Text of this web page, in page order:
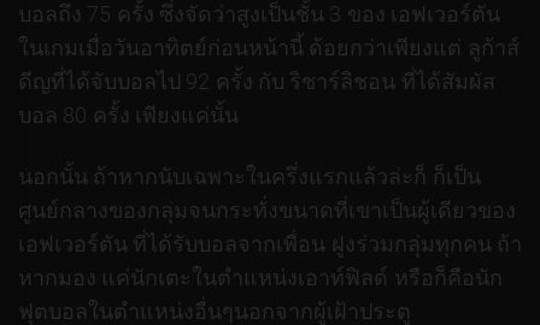
บอลถึง 75 ครั้ง ซึ่งจัดว่าสูงเป็นชั้น 3 ของ เอฟเวอร์ตัน
ในเกมเมื่อวันอาทิตย์ก่อนหน้านี้ ด้อยกว่าเพียงแต่ ลูก้าส์
ดีญที่ได้จับบอลไป 92 ครั้ง กับ ริชาร์ลิชอน ที่ได้สัมผัส
บอล 80 ครั้ง เพียงแค่นั้น
นอกนั้น ถ้าหากนับเฉพาะในครึ่งแรกแล้วล่ะก็ ก็เป็น
ศูนย์กลางของกลุ่มจนกระทั่งขนาดที่เขาเป็นผู้เดียวของ
เอฟเวอร์ตัน ที่ได้รับบอลจากเพื่อน ฝูงร่วมกลุ่มทุกคน ถ้า
หากมอง แค่นักเตะในตำแหน่งเอาท์ฟิลด์ หรือก็คือนัก
ฟุตบอลในตำแหน่งอื่นๆนอกจากผู้เฝ้าประตู